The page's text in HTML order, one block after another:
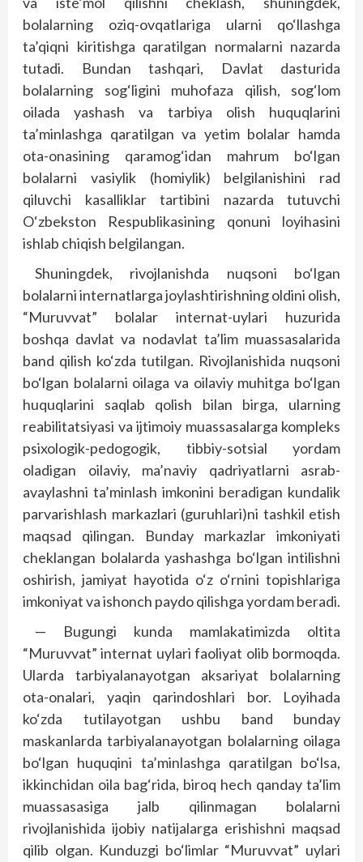
bolalarning oziq-ovqatlariga ularni qo‘llashga
ta’qiqni kiritishga qaratilgan normalarni nazarda
tutadi. Bundan tashqari, Davlat dasturida
bolalarning sog‘ligini muhofaza qilish, sog‘lom
oilada yashash va tarbiya olish huquqlarini
ta’minlashga qaratilgan va yetim bolalar hamda
ota-onasining qaramog‘idan mahrum bo‘lgan
bolalarni vasiylik (homiylik) belgilanishini rad
qiluvchi kasalliklar tartibini nazarda tutuvchi
O‘zbekston Respublikasining qonuni loyihasini
ishlab chiqish belgilangan.
Shuningdek, rivojlanishda nuqsoni bo‘lgan
bolalarni internatlarga joylashtirishning oldini olish,
“Muruvvat” bolalar internat-uylari huzurida
boshqa davlat va nodavlat ta’lim muassasalarida
band qilish ko‘zda tutilgan. Rivojlanishida nuqsoni
bo‘lgan bolalarni oilaga va oilaviy muhitga bo‘lgan
huquqlarini saqlab qolish bilan birga, ularning
reabilitatsiyasi va ijtimoiy muassasalarga kompleks
psixologik-pedogogik, tibbiy-sotsial yordam
oladigan oilaviy, ma’naviy qadriyatlarni asrab-
avaylashni ta’minlash imkonini beradigan kundalik
parvarishlash markazlari (guruhlari)ni tashkil etish
maqsad qilingan. Bunday markazlar imkoniyati
cheklangan bolalarda yashashga bo‘lgan intilishni
oshirish, jamiyat hayotida o‘z o‘rnini topishlariga
imkoniyat va ishonch paydo qilishga yordam beradi.
— Bugungi kunda mamlakatimizda oltita
“Muruvvat” internat uylari faoliyat olib bormoqda.
Ularda tarbiyalanayotgan aksariyat bolalarning
ota-onalari, yaqin qarindoshlari bor. Loyihada
ko‘zda tutilayotgan ushbu band bunday
maskanlarda tarbiyalanayotgan bolalarning oilaga
bo‘lgan huquqini ta’minlashga qaratilgan bo‘lsa,
ikkinchidan oila bag‘rida, biroq hech qanday ta’lim
muassasasiga jalb qilinmagan bolalarni
rivojlanishida ijobiy natijalarga erishishni maqsad
qilib olgan. Kunduzgi bo‘limlar “Muruvvat” uylari